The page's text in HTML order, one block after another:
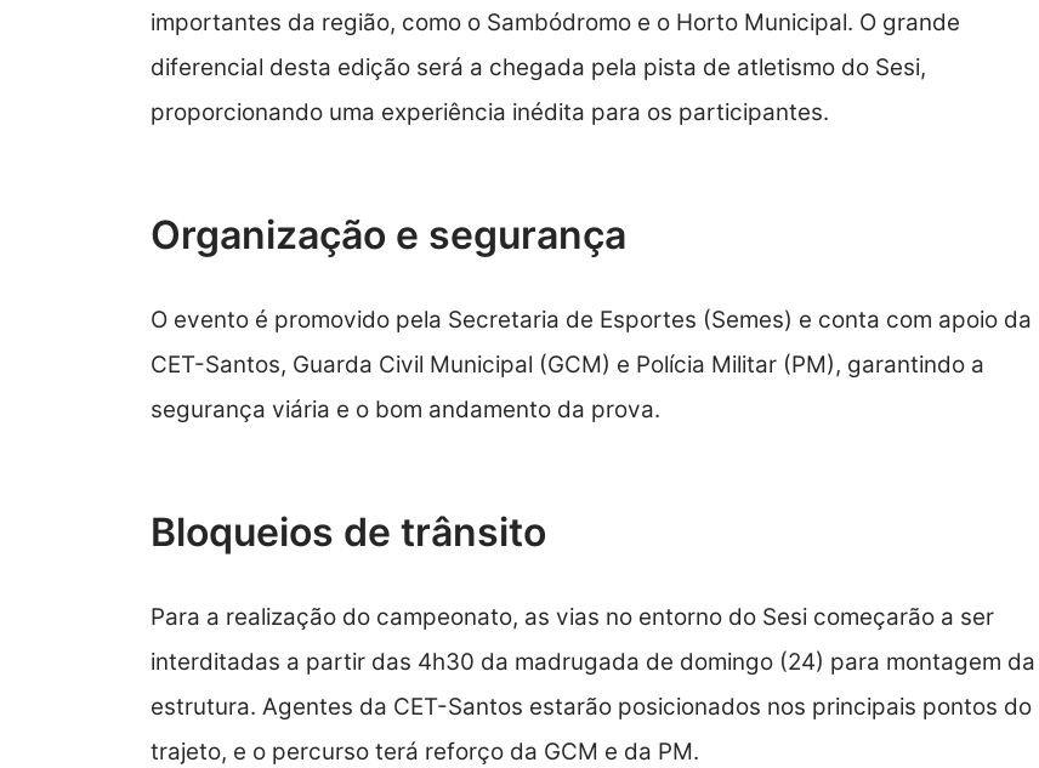
importantes da região, como o Sambódromo e o Horto Municipal. O grande
diferencial desta edição será a chegada pela pista de atletismo do Sesi,
proporcionando uma experiência inédita para os participantes.
Organização e segurança
O evento é promovido pela Secretaria de Esportes (Semes) e conta com apoio da
CET-Santos, Guarda Civil Municipal (GCM) e Polícia Militar (PM), garantindo a
segurança viária e o bom andamento da prova.
Bloqueios de trânsito
Para a realização do campeonato, as vias no entorno do Sesi começarão a ser
interditadas a partir das 4h30 da madrugada de domingo (24) para montagem da
estrutura. Agentes da CET-Santos estarão posicionados nos principais pontos do
trajeto, e o percurso terá reforço da GCM e da PM.